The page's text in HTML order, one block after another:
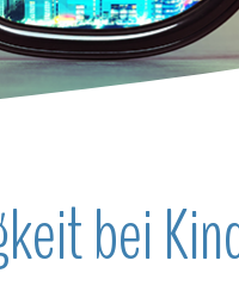
bei